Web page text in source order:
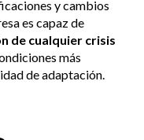
y cambios
es capaz de
de cualquier crisis
más
de adaptación.